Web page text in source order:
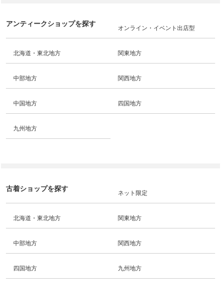
アンティークショップを探す
オンライン・イベント出店型
北海道・東北地方 関東地方
中部地方 関西地方
中国地方 四国地方
九州地方
古着ショップを探す
ネット限定
北海道・東北地方 関東地方
中部地方 関西地方
四国地方 九州地方